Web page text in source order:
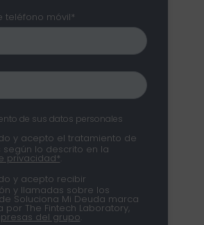
teléfono móvil*
de sus datos personales
y acepto el tratamiento de
según lo descrito en la
privacidad*
y acepto recibir
y llamadas sobre los
Soluciona Mi Deuda marca
por The Fintech Laboratory,
del grupo